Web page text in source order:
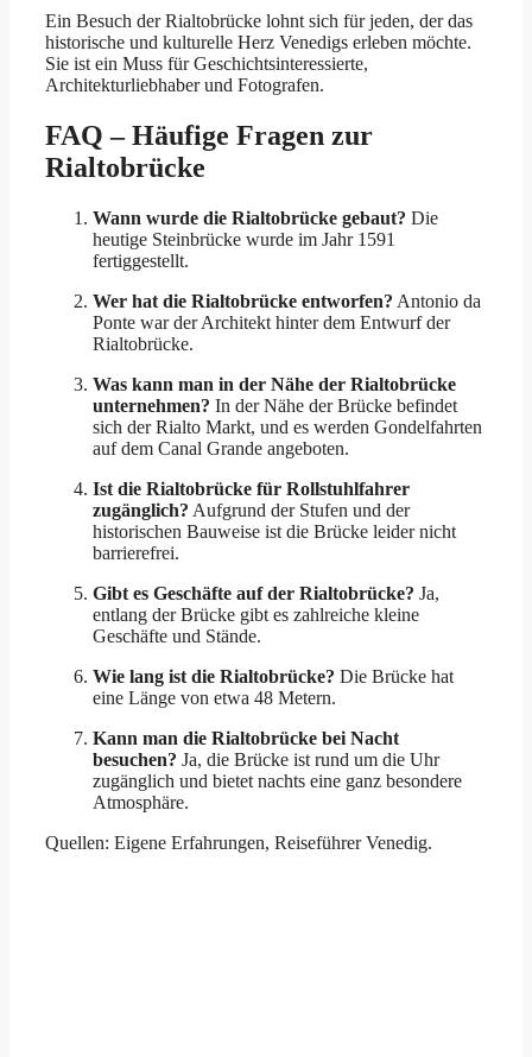
Ein Besuch der Rialtobrücke lohnt sich für jeden, der das
historische und kulturelle Herz Venedigs erleben möchte.
Sie ist ein Muss für Geschichtsinteressierte,
Architekturliebhaber und Fotografen.
FAQ – Häufige Fragen zur
Rialtobrücke
Wann wurde die Rialtobrücke gebaut? Die
heutige Steinbrücke wurde im Jahr 1591
fertiggestellt.
Wer hat die Rialtobrücke entworfen? Antonio da
Ponte war der Architekt hinter dem Entwurf der
Rialtobrücke.
Was kann man in der Nähe der Rialtobrücke
unternehmen? In der Nähe der Brücke befindet
sich der Rialto Markt, und es werden Gondelfahrten
auf dem Canal Grande angeboten.
Ist die Rialtobrücke für Rollstuhlfahrer
zugänglich? Aufgrund der Stufen und der
historischen Bauweise ist die Brücke leider nicht
barrierefrei.
Gibt es Geschäfte auf der Rialtobrücke? Ja,
entlang der Brücke gibt es zahlreiche kleine
Geschäfte und Stände.
Wie lang ist die Rialtobrücke? Die Brücke hat
eine Länge von etwa 48 Metern.
Kann man die Rialtobrücke bei Nacht
besuchen? Ja, die Brücke ist rund um die Uhr
zugänglich und bietet nachts eine ganz besondere
Atmosphäre.
Quellen: Eigene Erfahrungen, Reiseführer Venedig.